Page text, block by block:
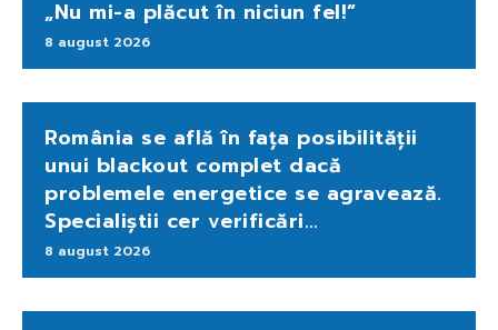
„Nu mi-a plăcut în niciun fel!”
8 august 2026
România se află în fața posibilității
unui blackout complet dacă
problemele energetice se agravează.
Specialiștii cer verificări…
8 august 2026